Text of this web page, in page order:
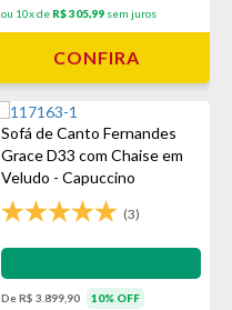
ou 10x de R$ 305,99 sem juros
CONFIRA
Sofá de Canto Fernandes
Grace D33 com Chaise em
Veludo - Capuccino
(3)
Impermeabilização - VEDA
De R$ 3.899,90 10% OFF